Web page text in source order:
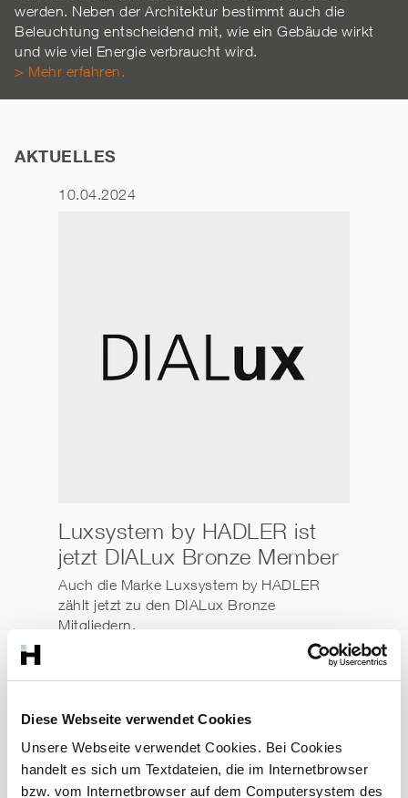
Diese Webseite verwendet Cookies
Unsere Webseite verwendet Cookies. Bei Cookies
handelt es sich um Textdateien, die im Internetbrowser
bzw. vom Internetbrowser auf dem Computersystem des
werden. Neben der Architektur bestimmt auch die
Beleuchtung entscheidend mit, wie ein Gebäude wirkt
und wie viel Energie verbraucht wird.
> Mehr erfahren.
AKTUELLES
10.04.2024
Luxsystem by HADLER ist
jetzt DIALux Bronze Member
Auch die Marke Luxsystem by HADLER
zählt jetzt zu den DIALux Bronze
Mitgliedern.
21.03.2023